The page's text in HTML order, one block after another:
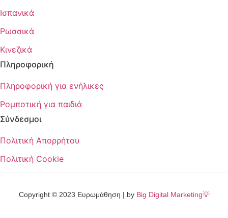
Ισπανικά
Ρωσσικά
Κινεζικά
Πληροφορική
Πληροφορική για ενήλικες
Ρομποτική για παιδιά
Σύνδεσμοι
Πολιτική Απορρήτου
Πολιτική Cookie
Copyright © 2023 Ευρωμάθηση | by Big Digital Marketing💡